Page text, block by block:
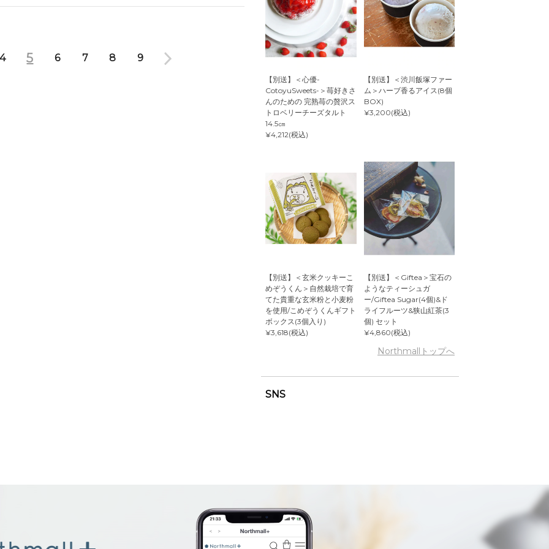
4 5 6 7 8 9
【別送】＜心優-
CotoyuSweets-＞苺好きさ
んのための 完熟苺の贅沢ス
トロベリーチーズタルト
14.5㎝
¥4,212(税込)
【別送】＜渋川飯塚ファー
ム＞ハーブ香るアイス(8個
BOX)
¥3,200(税込)
【別送】＜玄米クッキーこ
めぞうくん＞自然栽培で育
てた貴重な玄米粉と小麦粉
を使用/こめぞうくんギフト
ボックス(3個入り)
¥3,618(税込)
【別送】＜Giftea＞宝石の
ようなティーシュガ
ー/Giftea Sugar(4個)&ド
ライフルーツ&狭山紅茶(3
個) セット
¥4,860(税込)
Northmallトップへ
SNS